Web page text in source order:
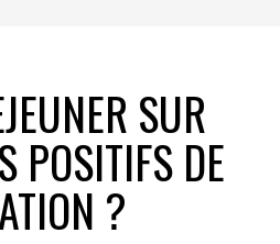
SUR
POSITIFS DE
?